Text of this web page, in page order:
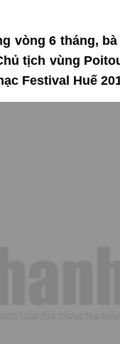
vòng 6 tháng,
tịch vùng
Festival Huế